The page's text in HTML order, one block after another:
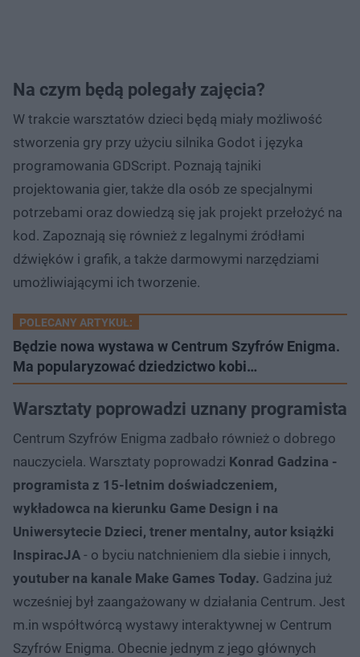
Na czym będą polegały zajęcia?
W trakcie warsztatów dzieci będą miały możliwość
stworzenia gry przy użyciu silnika Godot i języka
programowania GDScript. Poznają tajniki
projektowania gier, także dla osób ze specjalnymi
potrzebami oraz dowiedzą się jak projekt przełożyć na
kod. Zapoznają się również z legalnymi źródłami
dźwięków i grafik, a także darmowymi narzędziami
umożliwiającymi ich tworzenie.
POLECANY ARTYKUŁ:
Będzie nowa wystawa w Centrum Szyfrów Enigma.
Ma popularyzować dziedzictwo kobi…
Warsztaty poprowadzi uznany programista
Centrum Szyfrów Enigma zadbało również o dobrego
nauczyciela. Warsztaty poprowadzi Konrad Gadzina -
programista z 15-letnim doświadczeniem,
wykładowca na kierunku Game Design i na
Uniwersytecie Dzieci, trener mentalny, autor książki
InspiracJA - o byciu natchnieniem dla siebie i innych,
youtuber na kanale Make Games Today. Gadzina już
wcześniej był zaangażowany w działania Centrum. Jest
m.in współtwórcą wystawy interaktywnej w Centrum
Szyfrów Enigma. Obecnie jednym z jego głównych